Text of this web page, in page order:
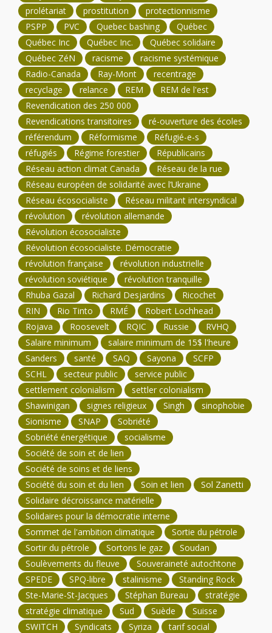
prolétariat
prostitution
protectionnisme
PSPP
PVC Quebec bashing
Québec
Québec Inc
Québec Inc.
Québec solidaire
Québec ZéN
racisme
racisme systémique
Radio-Canada
Ray-Mont
recentrage
recyclage
relance REM
REM de l'est
Revendication des 250 000
Revendications transitoires
ré-ouverture des écoles
référendum
Réformisme
Réfugié-e-s
réfugiés
Régime forestier
Républicains
Réseau action climat Canada
Réseau de la rue
Réseau européen de solidarité avec l’Ukraine
Réseau écosocialiste
Réseau militant intersyndical
révolution
révolution allemande
Révolution écosocialiste
Révolution écosocialiste. Démocratie
révolution française
révolution industrielle
révolution soviétique
révolution tranquille
Rhuba Gazal
Richard Desjardins
Ricochet
RIN
Rio Tinto RMÉ
Robert Lochhead
Rojava
Roosevelt RQIC Russie
RVHQ
Salaire minimum
salaire minimum de 15$ l'heure
Sanders
santé SAQ Sayona
SCFP
SCHL
secteur public
service public
settlement colonialism
settler colonialism
Shawinigan
signes religieux Singh
sinophobie
Sionisme
SNAP
Sobriété
Sobriété énergétique
socialisme
Société de soin et de lien
Société de soins et de liens
Société du soin et du lien
Soin et lien
Sol Zanetti
Solidaire décroissance matérielle
Solidaires pour la démocratie interne
Sommet de l'ambition climatique
Sortie du pétrole
Sortir du pétrole
Sortons le gaz
Soudan
Soulèvements du fleuve
Souveraineté autochtone
SPEDE
SPQ-libre stalinisme
Standing Rock
Ste-Marie-St-Jacques
Stéphan Bureau
stratégie
stratégie climatique
Sud Suède
Suisse
SWITCH
Syndicats Syriza
tarif social